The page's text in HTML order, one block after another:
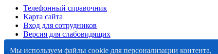
Телефонный справочник
Карта сайта
Вход для сотрудников
Версия для слабовидящих
Мы используем файлы cookie для персонализации контента,